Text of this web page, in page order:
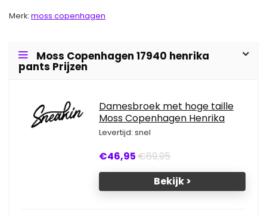
Merk: moss copenhagen
Moss Copenhagen 17940 henrika
pants Prijzen
Damesbroek met hoge taille
Moss Copenhagen Henrika
Levertijd: snel
€46,95€69,95
Bekijk >